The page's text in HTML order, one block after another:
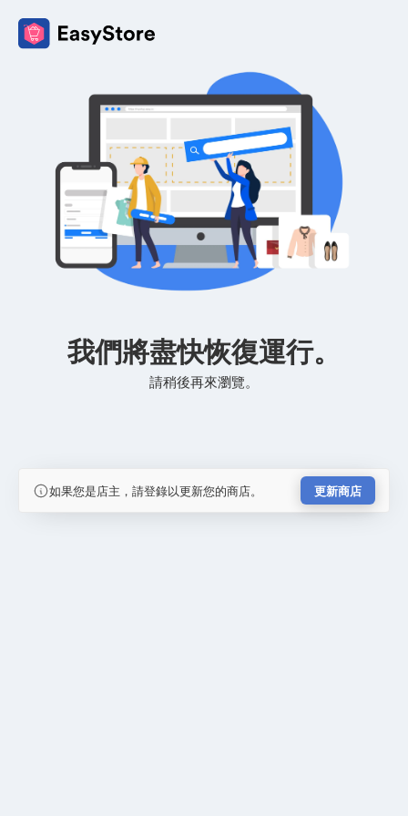
我們將盡快恢復運行。
請稍後再來瀏覽。
如果您是店主，請登錄以更新您的商店。 更新商店